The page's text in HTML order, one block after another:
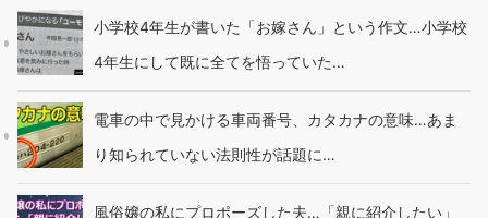
小学校4年生が書いた「お嫁さん」という作文…小学校
4年生にして既に全てを悟っていた…
電車の中で見かける車両番号、カタカナの意味…あま
り知られていない法則性が話題に…
風俗嬢の私にプロポーズした夫…「親に紹介したい」